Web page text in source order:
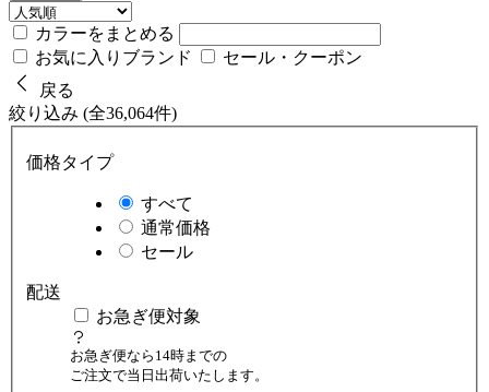
カラーをまとめる
お気に入りブランド
セール・クーポン
戻る
絞り込み (全36,064件)
価格タイプ
すべて
通常価格
セール
配送
お急ぎ便対象
お急ぎ便なら14時までの
ご注文で当日出荷いたします。